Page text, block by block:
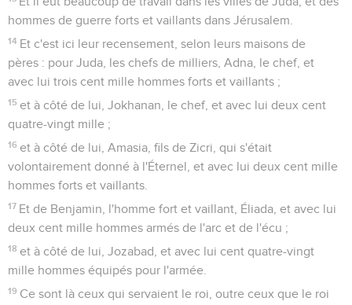
hommes de guerre forts et vaillants dans Jérusalem.
14 Et c'est ici leur recensement, selon leurs maisons de
pères : pour Juda, les chefs de milliers, Adna, le chef, et
avec lui trois cent mille hommes forts et vaillants ;
15 et à côté de lui, Jokhanan, le chef, et avec lui deux cent
quatre-vingt mille ;
16 et à côté de lui, Amasia, fils de Zicri, qui s'était
volontairement donné à l'Éternel, et avec lui deux cent mille
hommes forts et vaillants.
17 Et de Benjamin, l'homme fort et vaillant, Éliada, et avec lui
deux cent mille hommes armés de l'arc et de l'écu ;
18 et à côté de lui, Jozabad, et avec lui cent quatre-vingt
mille hommes équipés pour l'armée.
19 Ce sont là ceux qui servaient le roi, outre ceux que le roi